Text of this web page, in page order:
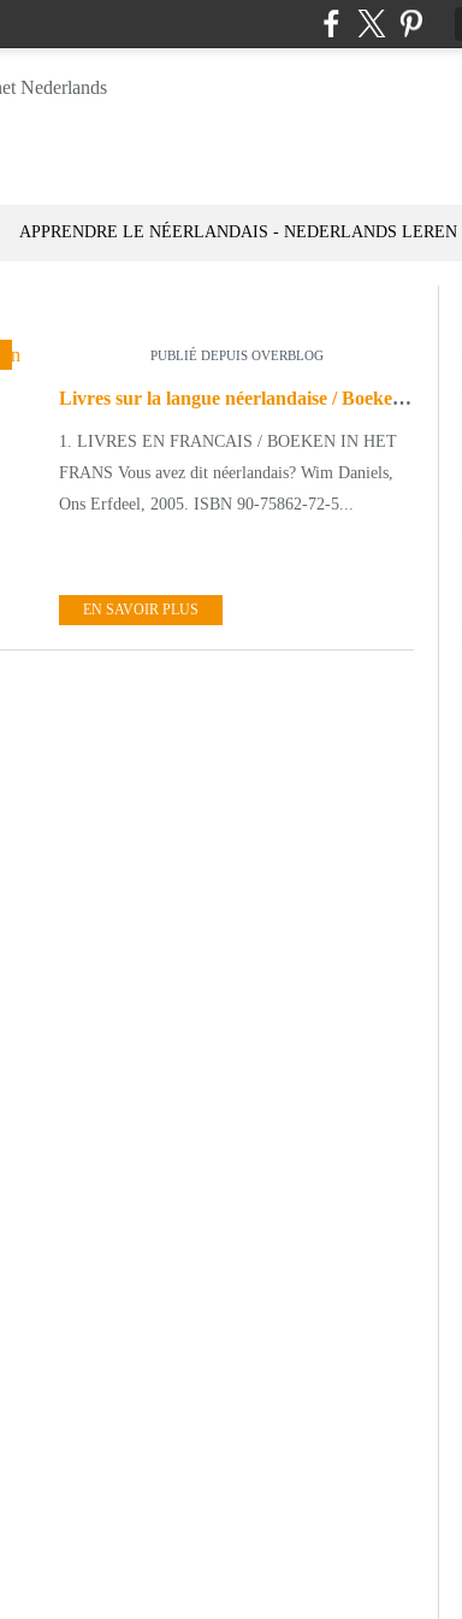
APPRENDRE LE NÉERLANDAIS - NEDERLANDS LEREN
DIALECTEN PUBLIÉ DEPUIS OVERBLOG
Livres sur la langue néerlandaise / Boeken over de Nederlandse taal
1. LIVRES EN FRANCAIS / BOEKEN IN HET
FRANS Vous avez dit néerlandais? Wim Daniels,
Ons Erfdeel, 2005. ISBN 90-75862-72-5...
EN SAVOIR PLUS